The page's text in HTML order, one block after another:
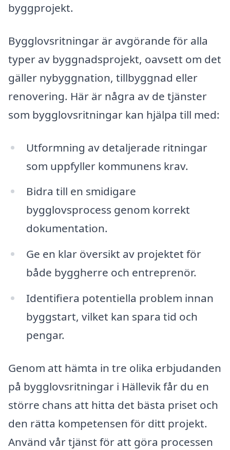
byggprojekt.
Bygglovsritningar är avgörande för alla
typer av byggnadsprojekt, oavsett om det
gäller nybyggnation, tillbyggnad eller
renovering. Här är några av de tjänster
som bygglovsritningar kan hjälpa till med:
Utformning av detaljerade ritningar
som uppfyller kommunens krav.
Bidra till en smidigare
bygglovsprocess genom korrekt
dokumentation.
Ge en klar översikt av projektet för
både byggherre och entreprenör.
Identifiera potentiella problem innan
byggstart, vilket kan spara tid och
pengar.
Genom att hämta in tre olika erbjudanden
på bygglovsritningar i Hällevik får du en
större chans att hitta det bästa priset och
den rätta kompetensen för ditt projekt.
Använd vår tjänst för att göra processen